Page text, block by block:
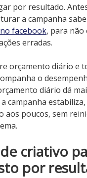
por resultado.
a campanha
facebook, para não
erradas.
orçamento diário e
o
diário dá
campanha
aos poucos, sem
criativo
por